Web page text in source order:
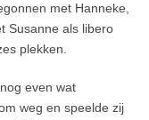
met Hanneke,
Susanne als libero
plekken.
even wat
weg en speelde zij